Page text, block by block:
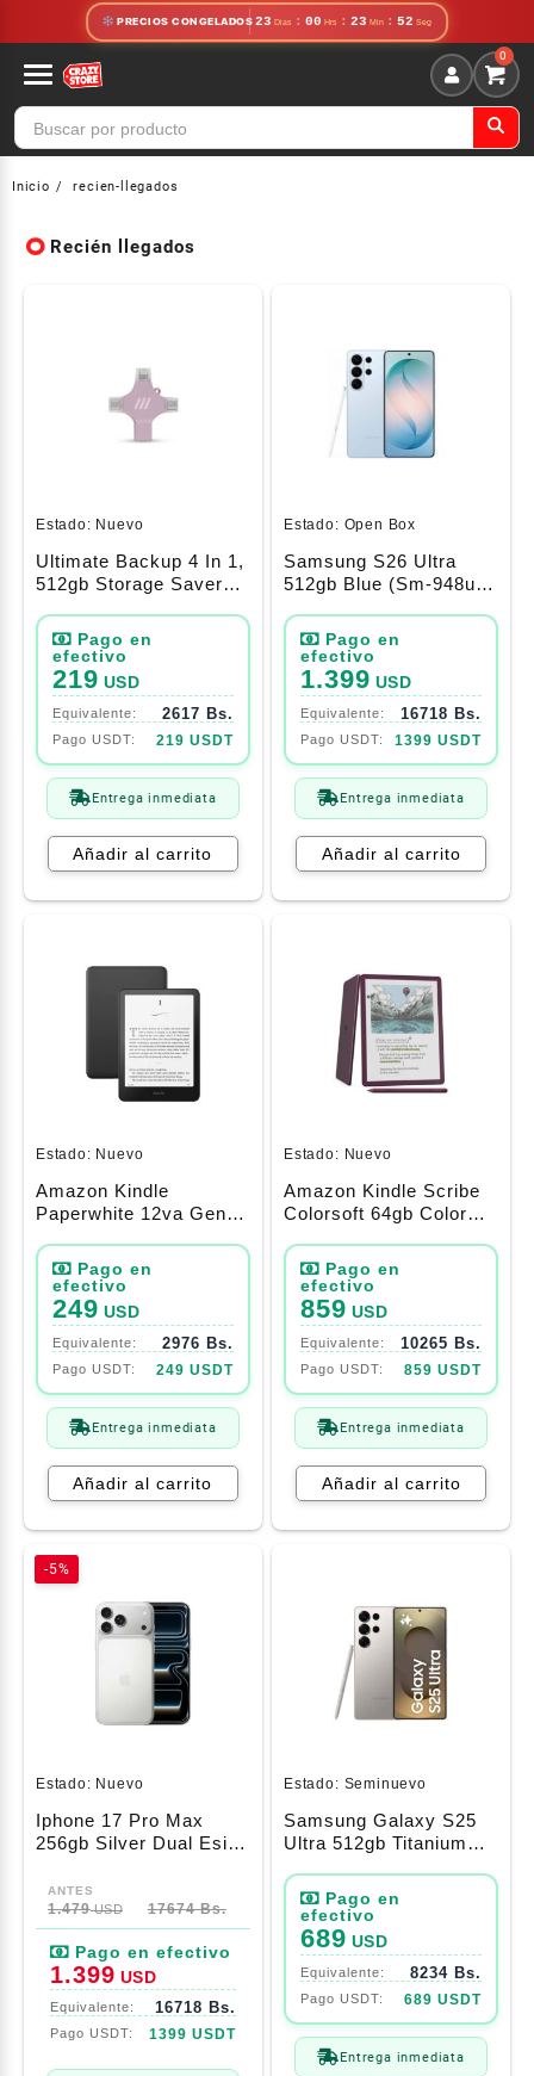
PRECIOS CONGELADOS 23 : 00 : 23 : 51
Inicio recien-llegados
Recién llegados
Estado: Nuevo
Ultimate Backup 4 In 1,
512gb Storage Saver
219 USD
2617 Bs.
219 USDT
Entrega inmediata
Añadir al carrito
Estado: Open Box
Samsung S26 Ultra
512gb Blue (Sm-948u1)
1.399 USD
16718 Bs.
1399 USDT
Entrega inmediata
Añadir al carrito
Estado: Nuevo
Amazon Kindle
Paperwhite 12va Gen.
249 USD
2976 Bs.
249 USDT
Entrega inmediata
Añadir al carrito
Estado: Nuevo
Amazon Kindle Scribe
Colorsoft 64gb Color
859 USD
10265 Bs.
859 USDT
Entrega inmediata
Añadir al carrito
-5%
Estado: Nuevo
Iphone 17 Pro Max
256gb Silver Dual Esim
1.479USD 17674 Bs.
1.399 USD
16718 Bs.
1399 USDT
Estado: Seminuevo
Samsung Galaxy S25
Ultra 512gb Titanium
689 USD
8234 Bs.
689 USDT
Entrega inmediata